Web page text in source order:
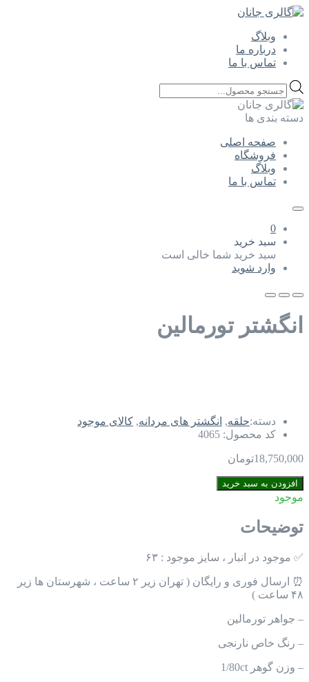
وبلاگ
درباره ما
تماس با ما
Products
search
دسته بندی ها
صفحه اصلی
فروشگاه
وبلاگ
تماس با ما
0
سبد خرید
سبد خرید شما خالی است
وارد شوید
انگشتر تورمالین
دسته:حلقه, انگشتر های مردانه, کالای موجود
کد محصول: 4065
18,750,000تومان
انگشتر
تورمالین
افزودن به سبد خرید
موجود
توضیحات
✅ موجود در انبار ، سایز موجود : ۶۳
⏰ ارسال فوری و رایگان ( تهران زیر ۲ ساعت ، شهرستان ها زیر
۴۸ ساعت )
– جواهر تورمالین
– رنگ خاص نارنجی
– وزن گوهر 1/80ct